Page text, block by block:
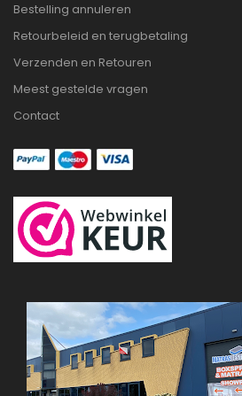
Bestelling annuleren
Retourbeleid en terugbetaling
Verzenden en Retouren
Meest gestelde vragen
Contact